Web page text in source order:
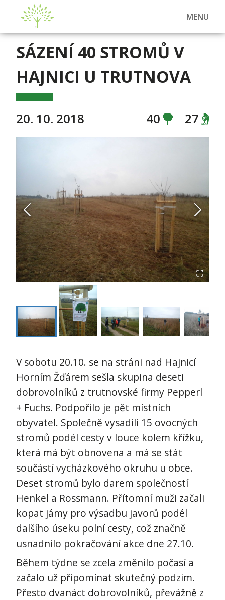
MENU
SÁZENÍ 40 STROMŮ V
HAJNICI U TRUTNOVA
20. 10. 2018 40 27
V sobotu 20.10. se na stráni nad Hajnicí
Horním Žďárem sešla skupina deseti
dobrovolníků z trutnovské firmy Pepperl
+ Fuchs. Podpořilo je pět místních
obyvatel. Společně vysadili 15 ovocných
stromů podél cesty v louce kolem křížku,
která má být obnovena a má se stát
součástí vycházkového okruhu u obce.
Deset stromů bylo darem společností
Henkel a Rossmann. Přítomní muži začali
kopat jámy pro výsadbu javorů podél
dalšího úseku polní cesty, což značně
usnadnilo pokračování akce dne 27.10.
Během týdne se zcela změnilo počasí a
začalo už připomínat skutečný podzim.
Přesto dvanáct dobrovolníků, převážně z